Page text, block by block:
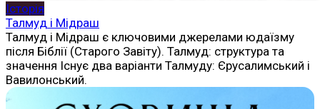
Історія
Талмуд і Мідраш
Талмуд і Мідраш є ключовими джерелами юдаїзму
після Біблії (Старого Завіту). Талмуд: структура та
значення Існує два варіанти Талмуду: Єрусалимський і
Вавилонський.